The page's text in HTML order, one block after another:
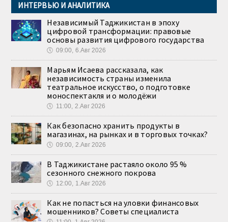
ИНТЕРВЬЮ И АНАЛИТИКА
Независимый Таджикистан в эпоху
цифровой трансформации: правовые
основы развития цифрового государства
🕔 09:00, 6.Авг 2026
Марьям Исаева рассказала, как
независимость страны изменила
театральное искусство, о подготовке
моноспектакля и о молодёжи
🕔 11:00, 2.Авг 2026
Как безопасно хранить продукты в
магазинах, на рынках и в торговых точках?
🕔 09:00, 2.Авг 2026
В Таджикистане растаяло около 95 %
сезонного снежного покрова
🕔 12:00, 1.Авг 2026
Как не попасться на уловки финансовых
мошенников? Советы специалиста